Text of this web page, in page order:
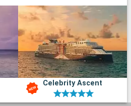
Celebrity Ascent